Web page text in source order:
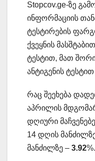
Stopcov.ge-ზე
ინფორმაციის
ტესტირების
ქვეყნის
ტესტით, მათ
ანტიგენის
რაც შეეხება
აპრილის
დღიური
14 დღის
მანძილზე – 3.92%.